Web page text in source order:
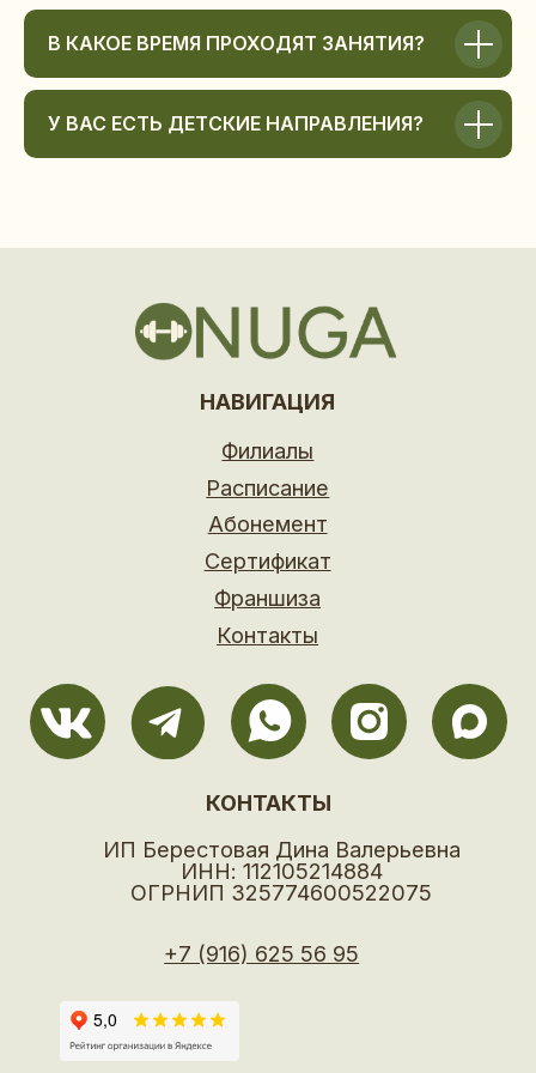
В КАКОЕ ВРЕМЯ ПРОХОДЯТ ЗАНЯТИЯ?
У ВАС ЕСТЬ ДЕТСКИЕ НАПРАВЛЕНИЯ?